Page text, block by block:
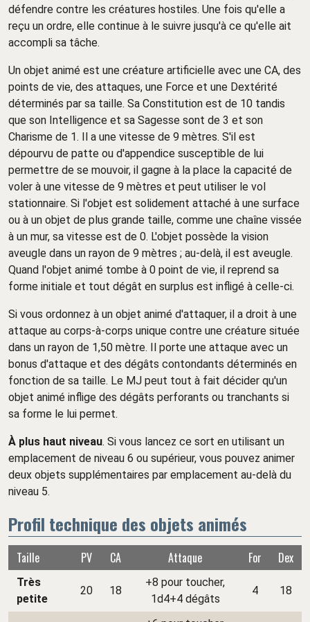
défendre contre les créatures hostiles. Une fois qu'elle a
reçu un ordre, elle continue à le suivre jusqu'à ce qu'elle ait
accompli sa tâche.
Un objet animé est une créature artificielle avec une CA, des
points de vie, des attaques, une Force et une Dextérité
déterminés par sa taille. Sa Constitution est de 10 tandis
que son Intelligence et sa Sagesse sont de 3 et son
Charisme de 1. Il a une vitesse de 9 mètres. S'il est
dépourvu de patte ou d'appendice susceptible de lui
permettre de se mouvoir, il gagne à la place la capacité de
voler à une vitesse de 9 mètres et peut utiliser le vol
stationnaire. Si l'objet est solidement attaché à une surface
ou à un objet de plus grande taille, comme une chaîne vissée
à un mur, sa vitesse est de 0. L'objet possède la vision
aveugle dans un rayon de 9 mètres ; au-delà, il est aveugle.
Quand l'objet animé tombe à 0 point de vie, il reprend sa
forme initiale et tout dégât en surplus est infligé à celle-ci.
Si vous ordonnez à un objet animé d'attaquer, il a droit à une
attaque au corps-à-corps unique contre une créature située
dans un rayon de 1,50 mètre. Il porte une attaque avec un
bonus d'attaque et des dégâts contondants déterminés en
fonction de sa taille. Le MJ peut tout à fait décider qu'un
objet animé inflige des dégâts perforants ou tranchants si
sa forme le lui permet.
À plus haut niveau. Si vous lancez ce sort en utilisant un
emplacement de niveau 6 ou supérieur, vous pouvez animer
deux objets supplémentaires par emplacement au-delà du
niveau 5.
Profil technique des objets animés
Taille PV CA Attaque For Dex
Très
petite
20 18
+8 pour toucher,
1d4+4 dégâts
4 18